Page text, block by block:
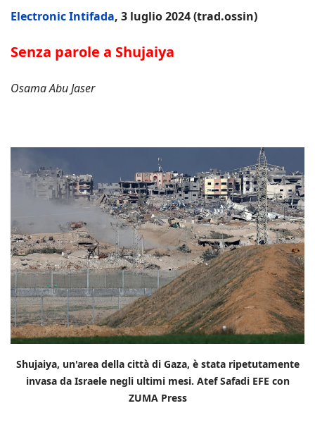
Electronic Intifada, 3 luglio 2024 (trad.ossin)
Senza parole a Shujaiya
Osama Abu Jaser
Shujaiya, un'area della città di Gaza, è stata ripetutamente
invasa da Israele negli ultimi mesi. Atef Safadi EFE con
ZUMA Press